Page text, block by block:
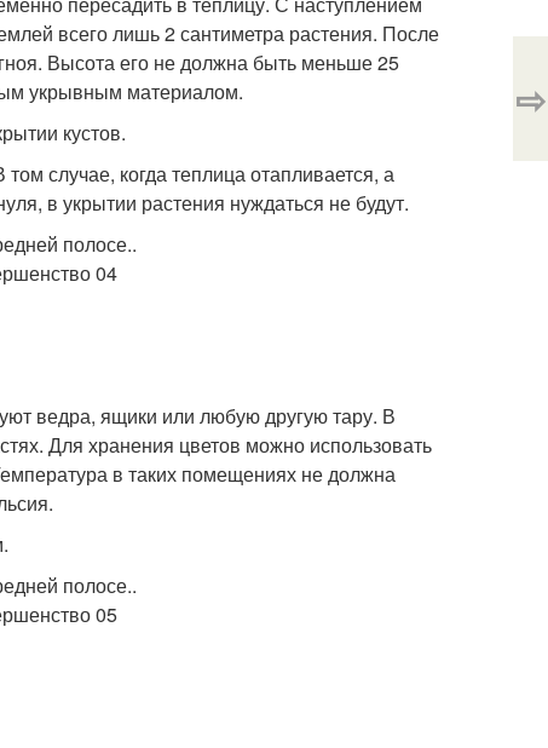
всего лишь 2 сантиметра растения. После
Высота его не должна быть меньше 25
укрывным материалом.
кустов.
случае, когда теплица отапливается, а
в укрытии растения нуждаться не будут.
ведра, ящики или любую другую тару. В
Для хранения цветов можно использовать
в таких помещениях не должна
⇨